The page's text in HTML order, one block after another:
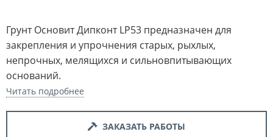
Грунт Основит Дипконт LP53 предназначен для
закрепления и упрочнения старых, рыхлых,
непрочных, мелящихся и сильновпитывающих
оснований.
Читать подробнее
ЗАКАЗАТЬ РАБОТЫ